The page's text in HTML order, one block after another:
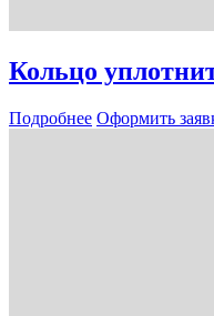
Кольцо
Подробнее Оформить